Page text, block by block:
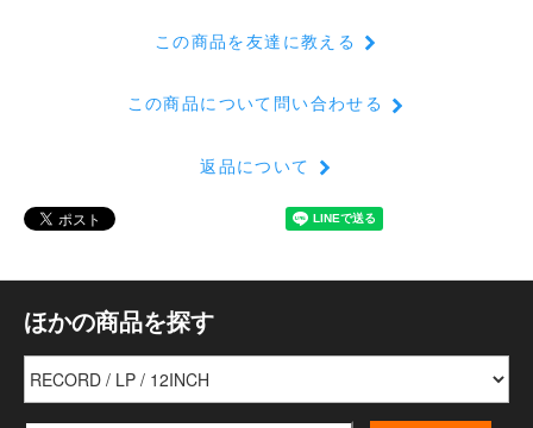
この商品を友達に教える
この商品について問い合わせる
返品について
ほかの商品を探す